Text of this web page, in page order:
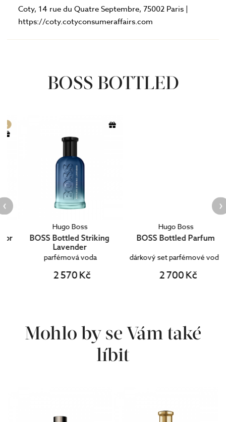
Coty, 14 rue du Quatre Septembre, 75002 Paris |
https://coty.cotyconsumeraffairs.com
BOSS BOTTLED
Hugo Boss
BOSS Bottled Striking
Lavender
parfémová voda
2 570 Kč
Hugo Boss
BOSS Bottled Parfum
dárkový set parfémové vody
2 700 Kč
Mohlo by se Vám také
líbit